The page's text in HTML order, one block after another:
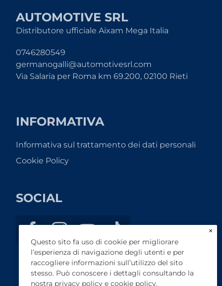
AUTOMOTIVE SRL
Distributore ufficiale Aixam Mega Italia
0746280549
germanogalli@automotivesrl.com
Via Salaria per Roma km 69.200, 02100 Rieti
INFORMATIVA
Informativa sul trattamento dei dati personali
Cookie Policy
SOCIAL
×
Questo sito fa uso di cookie per migliorare
l’esperienza di navigazione degli utenti e per
raccogliere informazioni sull’utilizzo del sito
stesso. Può conoscere i dettagli consultando la
nostra privacy policy e cookie policy.